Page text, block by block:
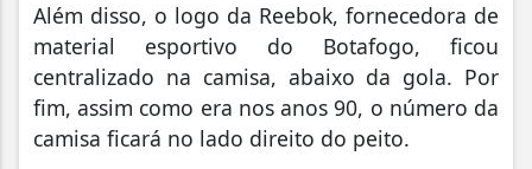
Além disso, o logo da Reebok, fornecedora de
material esportivo do Botafogo, ficou
centralizado na camisa, abaixo da gola. Por
fim, assim como era nos anos 90, o número da
camisa ficará no lado direito do peito.